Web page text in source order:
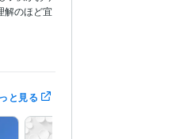
解のほど宜
識のケア
と見る